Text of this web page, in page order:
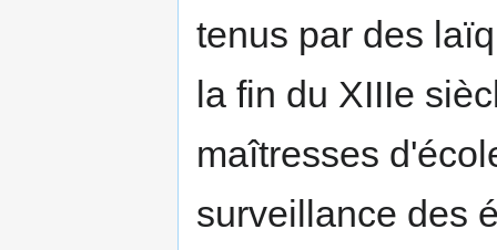
tenus par des
la fin du XIIIe
maîtresses
surveillance des